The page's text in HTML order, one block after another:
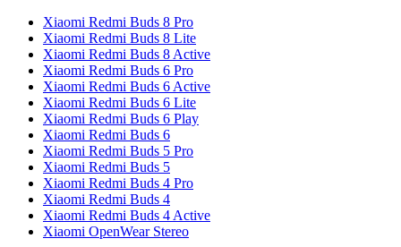
Xiaomi Redmi Buds 8 Pro
Xiaomi Redmi Buds 8 Lite
Xiaomi Redmi Buds 8 Active
Xiaomi Redmi Buds 6 Pro
Xiaomi Redmi Buds 6 Active
Xiaomi Redmi Buds 6 Lite
Xiaomi Redmi Buds 6 Play
Xiaomi Redmi Buds 6
Xiaomi Redmi Buds 5 Pro
Xiaomi Redmi Buds 5
Xiaomi Redmi Buds 4 Pro
Xiaomi Redmi Buds 4
Xiaomi Redmi Buds 4 Active
Xiaomi OpenWear Stereo